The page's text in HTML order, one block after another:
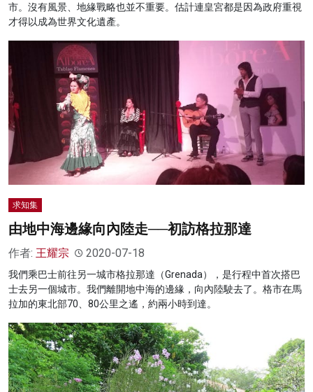
市。沒有風景、地緣戰略也並不重要。估計連皇宮都是因為政府重視
才得以成為世界文化遺產。
求知集
由地中海邊緣向內陸走──初訪格拉那達
作者: 王耀宗 2020-07-18
我們乘巴士前往另一城市格拉那達（Grenada），是行程中首次搭巴
士去另一個城市。我們離開地中海的邊緣，向內陸駛去了。格市在馬
拉加的東北部70、80公里之遙，約兩小時到達。